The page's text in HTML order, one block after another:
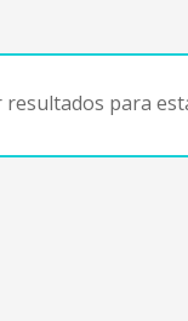
para